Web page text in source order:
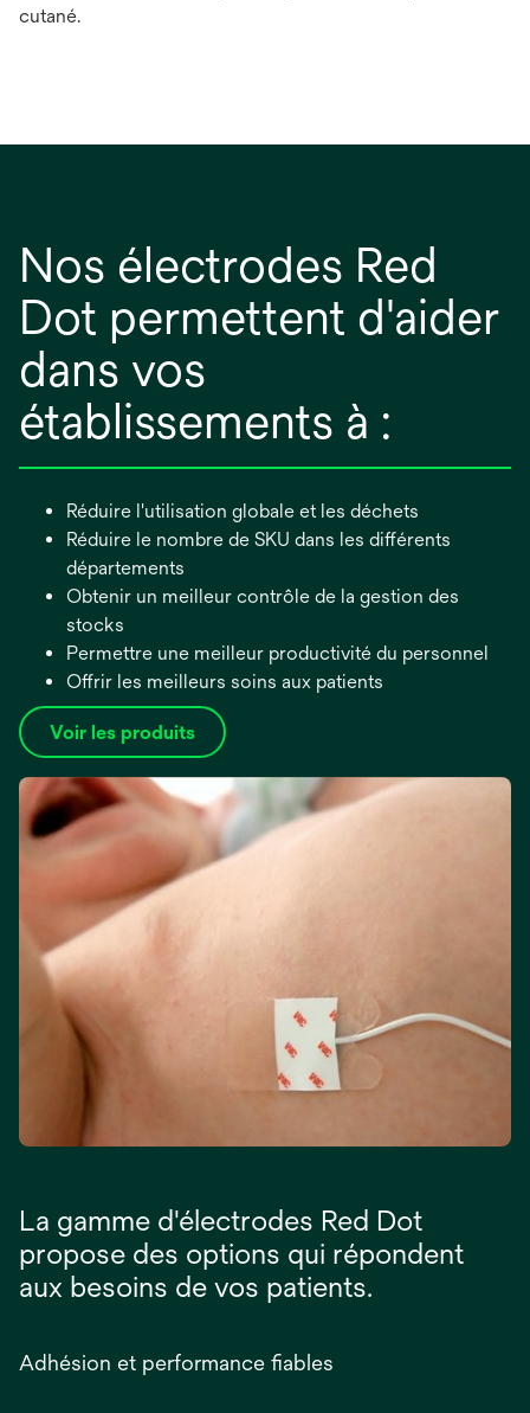
cutané.
Nos électrodes Red
Dot permettent d'aider
dans vos
établissements à :
Réduire l'utilisation globale et les déchets
Réduire le nombre de SKU dans les différents
départements
Obtenir un meilleur contrôle de la gestion des
stocks
Permettre une meilleur productivité du personnel
Offrir les meilleurs soins aux patients
Voir les produits
La gamme d'électrodes Red Dot
propose des options qui répondent
aux besoins de vos patients.
Adhésion et performance fiables